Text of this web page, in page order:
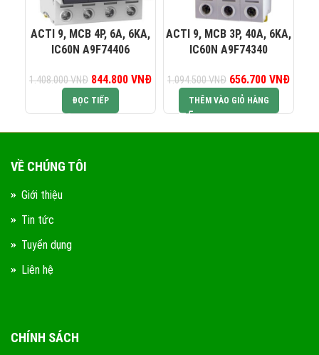
ACTI 9, MCB 4P, 6A, 6KA,
IC60N A9F74406
1.408.000VNĐ
Giá gốc là:
1.408.000 VNĐ.
844.800 VNĐ Giá hiện tại là:
844.800 VNĐ.
ĐỌC TIẾP
ACTI 9, MCB 3P, 40A, 6KA,
IC60N A9F74340
1.094.500VNĐ
Giá gốc là:
1.094.500 VNĐ.
656.700 VNĐ
THÊM VÀO GIỎ HÀNG
VỀ CHÚNG TÔI
Giới thiệu
Tin tức
Tuyển dụng
Liên hệ
CHÍNH SÁCH